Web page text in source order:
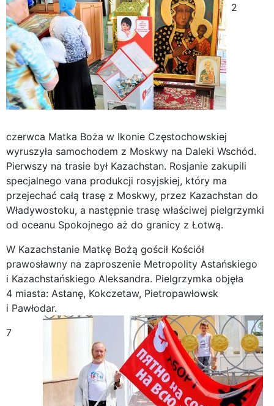
2
czerwca Matka Boża w Ikonie Częstochowskiej
wyruszyła samochodem z Moskwy na Daleki Wschód.
Pierwszy na trasie był Kazachstan. Rosjanie zakupili
specjalnego vana produkcji rosyjskiej, który ma
przejechać całą trasę z Moskwy, przez Kazachstan do
Władywostoku, a następnie trasę właściwej pielgrzymki
od oceanu Spokojnego aż do granicy z Łotwą.
W Kazachstanie Matkę Bożą gościł Kościół
prawosławny na zaproszenie Metropolity Astańskiego
i Kazachstańskiego Aleksandra. Pielgrzymka objęła
4 miasta: Astanę, Kokczetaw, Pietropawłowsk
i Pawłodar.
7